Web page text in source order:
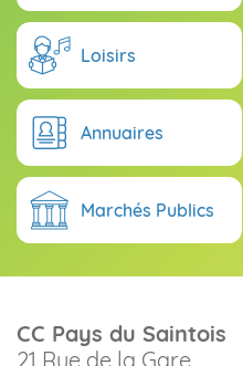
Loisirs
Annuaires
Marchés Publics
CC Pays du Saintois
21 Rue de la Gare